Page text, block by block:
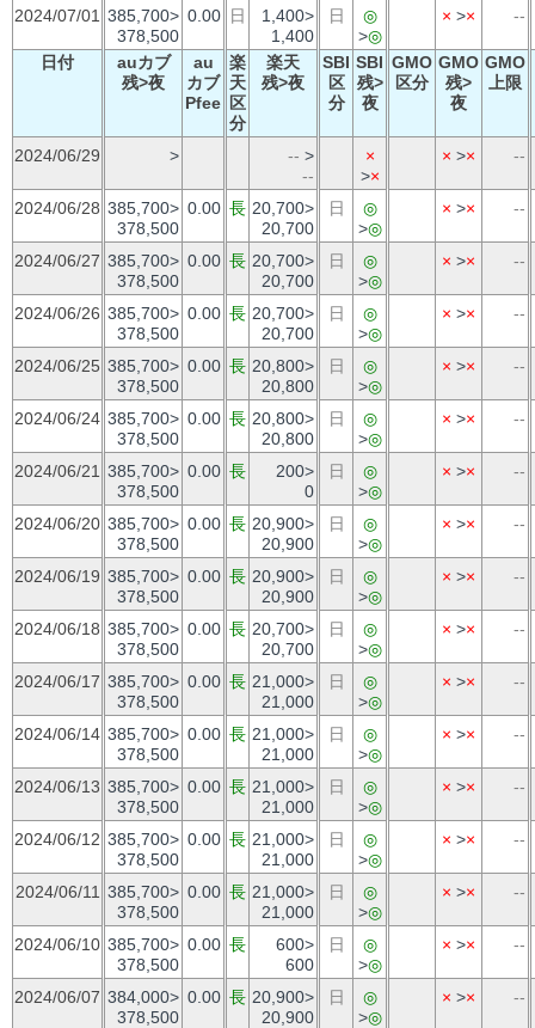
2024/07/01 385,700>
378,500
0.00 日
1,400>
1,400
日
◎
>◎
× >× --
日付
auカブ
残>夜
au
カブ
Pfee
楽
天
区
分
楽天
残>夜
SBI
区
分
SBI
残>
夜
GMO
区分
GMO
残>
夜
GMO
上限
2024/06/29 > -- >
--
×
>×
× >× --
2024/06/28 385,700>
378,500
0.00 長 20,700>
20,700
日
◎
>◎
× >× --
2024/06/27 385,700>
378,500
0.00 長 20,700>
20,700
日
◎
>◎
× >× --
2024/06/26 385,700>
378,500
0.00 長 20,700>
20,700
日
◎
>◎
× >× --
2024/06/25 385,700>
378,500
0.00 長 20,800>
20,800
日
◎
>◎
× >× --
2024/06/24 385,700>
378,500
0.00 長 20,800>
20,800
日
◎
>◎
× >× --
2024/06/21 385,700>
378,500
0.00 長
200>
0
日
◎
>◎
× >× --
2024/06/20 385,700>
378,500
0.00 長 20,900>
20,900
日
◎
>◎
× >× --
2024/06/19 385,700>
378,500
0.00 長 20,900>
20,900
日
◎
>◎
× >× --
2024/06/18 385,700>
378,500
0.00 長 20,700>
20,700
日
◎
>◎
× >× --
2024/06/17 385,700>
378,500
0.00 長 21,000>
21,000
日
◎
>◎
× >× --
2024/06/14 385,700>
378,500
0.00 長 21,000>
21,000
日
◎
>◎
× >× --
2024/06/13 385,700>
378,500
0.00 長 21,000>
21,000
日
◎
>◎
× >× --
2024/06/12 385,700>
378,500
0.00 長 21,000>
21,000
日
◎
>◎
× >× --
2024/06/11 385,700>
378,500
0.00 長 21,000>
21,000
日
◎
>◎
× >× --
2024/06/10 385,700>
378,500
0.00 長
600>
600
日
◎
>◎
× >× --
2024/06/07 384,000>
378,500
0.00 長 20,900>
20,900
日
◎
>◎
× >× --